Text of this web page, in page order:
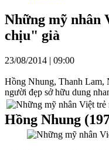
Những mỹ nhân
chịu" già
23/08/2014 | 09:00
Hồng Nhung, Thanh Lam,
người đẹp sở hữu dung
Hồng Nhung